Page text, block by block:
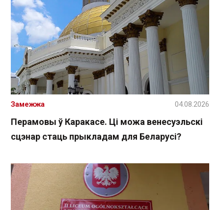
Перамовы ў Каракасе. Ці можа венесуэльскі
сцэнар стаць прыкладам для Беларусі?
Замежжа 04.08.2026